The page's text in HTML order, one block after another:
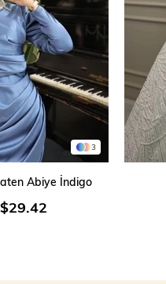
3
Abiye İndigo
$29.42